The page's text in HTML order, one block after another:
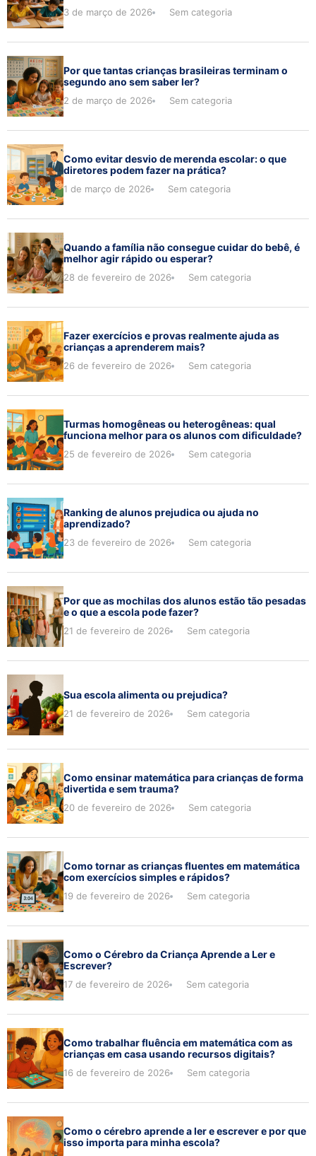
3 de março de 2026 Sem categoria
Por que tantas crianças brasileiras terminam o
segundo ano sem saber ler?
2 de março de 2026 Sem categoria
Como evitar desvio de merenda escolar: o que
diretores podem fazer na prática?
1 de março de 2026 Sem categoria
Quando a família não consegue cuidar do bebê, é
melhor agir rápido ou esperar?
28 de fevereiro de 2026 Sem categoria
Fazer exercícios e provas realmente ajuda as
crianças a aprenderem mais?
26 de fevereiro de 2026 Sem categoria
Turmas homogêneas ou heterogêneas: qual
funciona melhor para os alunos com dificuldade?
25 de fevereiro de 2026 Sem categoria
Ranking de alunos prejudica ou ajuda no
aprendizado?
23 de fevereiro de 2026 Sem categoria
Por que as mochilas dos alunos estão tão pesadas
e o que a escola pode fazer?
21 de fevereiro de 2026 Sem categoria
Sua escola alimenta ou prejudica?
21 de fevereiro de 2026 Sem categoria
Como ensinar matemática para crianças de forma
divertida e sem trauma?
20 de fevereiro de 2026 Sem categoria
Como tornar as crianças fluentes em matemática
com exercícios simples e rápidos?
19 de fevereiro de 2026 Sem categoria
Como o Cérebro da Criança Aprende a Ler e
Escrever?
17 de fevereiro de 2026 Sem categoria
Como trabalhar fluência em matemática com as
crianças em casa usando recursos digitais?
16 de fevereiro de 2026 Sem categoria
Como o cérebro aprende a ler e escrever e por que
isso importa para minha escola?